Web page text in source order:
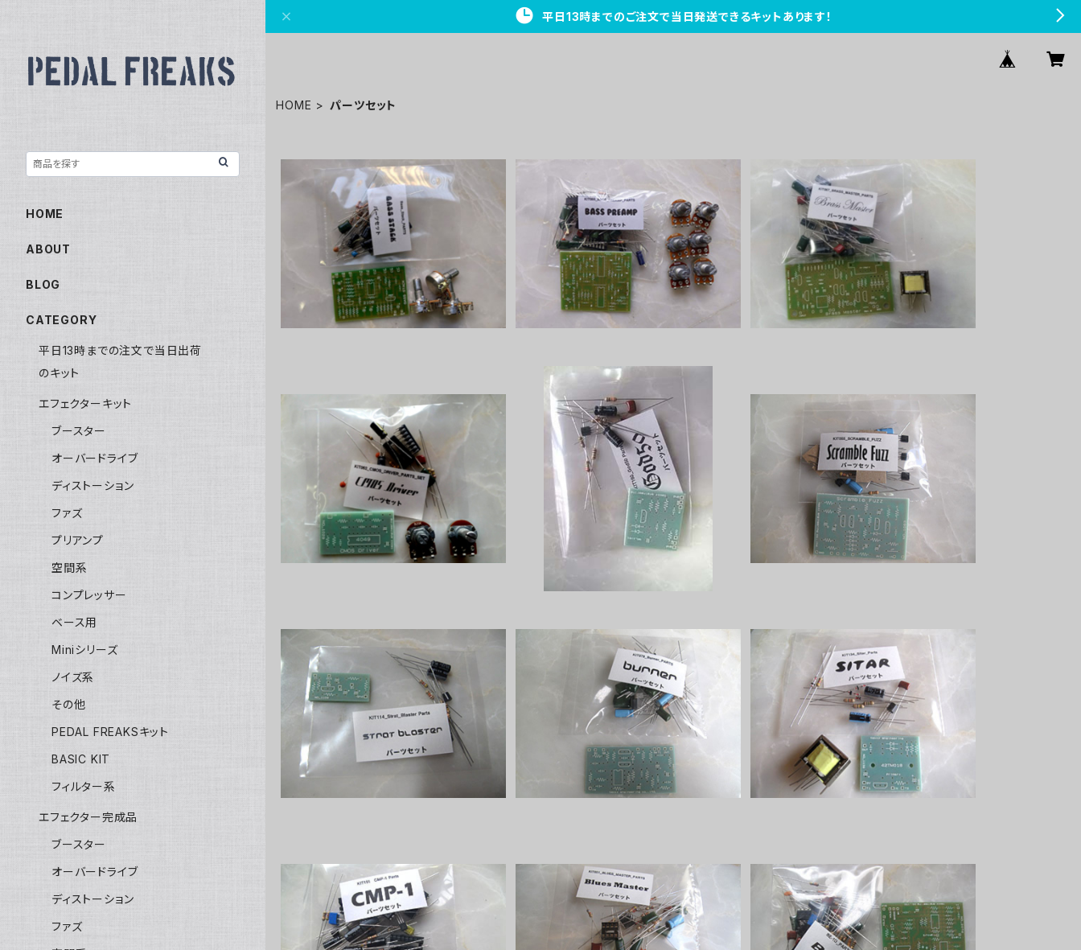
平日13時までのご注文で当日発送できるキットあります！
HOME パーツセット
Bass Stackパーツセット
¥2,300
BASS Preampパーツセット
¥4,100
Brass Masterパーツセット
¥5,000
CMOS Driverパーツセット
¥1,700
God50パーツセット
¥1,000
Scramble Fuzzパーツセット
¥2,200
Strat Blasterパーツセット
Burnerパーツセット
¥2,700
Sitar Miniパーツセット
¥2,800
CMP-1パーツセット
Blues Master パーツセット
BE-1Dパーツセット
HOME
ABOUT
BLOG
CATEGORY
平日13時までの注文で当日出荷
のキット
エフェクターキット
ブースター
オーバードライブ
ディストーション
ファズ
プリアンプ
空間系
コンプレッサー
ベース用
Miniシリーズ
ノイズ系
その他
PEDAL FREAKSキット
BASIC KIT
フィルター系
エフェクター完成品
ブースター
オーバードライブ
ディストーション
ファズ